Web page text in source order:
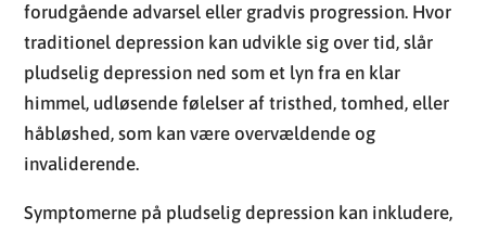
forudgående advarsel eller gradvis progression. Hvor
traditionel depression kan udvikle sig over tid, slår
pludselig depression ned som et lyn fra en klar
himmel, udløsende følelser af tristhed, tomhed, eller
håbløshed, som kan være overvældende og
invaliderende.
Symptomerne på pludselig depression kan inkludere,